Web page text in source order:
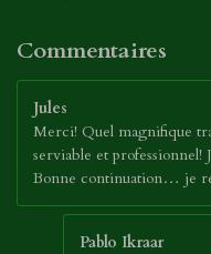
Commentaires
Jules
Merci! Quel magnifique
serviable et professionnel!
Bonne continuation… je
Pablo Ikraar